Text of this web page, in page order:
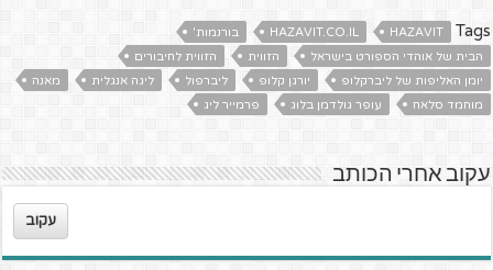
Tags
HAZAVIT
HAZAVIT.CO.IL
בורנמות'
הבית של אוהדי הספורט בישראל
הזווית
הזווית לחיבורים
יומן האליפות של ליברקלופ
יורגן קלופ ליברפול ליגה אנגלית
מאנה
מוחמד סלאח
עופר גולדמן בלוג פרמייר ליג
עקוב אחרי הכותב
עקוב